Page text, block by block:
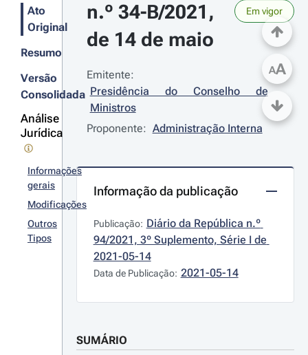
Ato
Original
Resumo
Versão
Consolidada
Análise
Jurídica
Informações
gerais
Modificações
Outros
Tipos
n.º 34-B/2021,
de 14 de maio
Em vigor
Emitente:
Presidência do Conselho de
Ministros
Proponente: Administração Interna
Informação da publicação
Publicação: Diário da República n.º
94/2021, 3º Suplemento, Série I de
2021-05-14
Data de Publicação: 2021-05-14
SUMÁRIO
AA